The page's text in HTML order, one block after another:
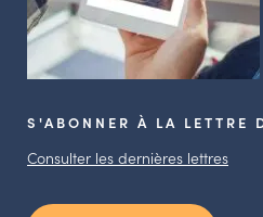
S'ABONNER À LA LETTRE
Consulter les dernières lettres